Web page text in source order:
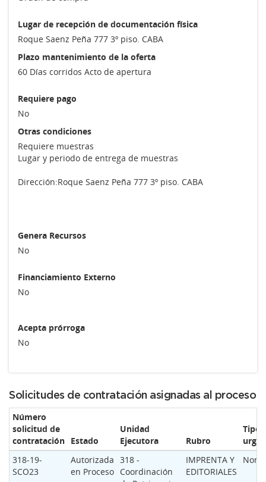
Lugar de recepción de documentación física
Roque Saenz Peña 777 3º piso. CABA
Plazo mantenimiento de la oferta
60 Días corridos Acto de apertura
Requiere pago
No
Otras condiciones
Requiere muestras
Lugar y periodo de entrega de muestras
Dirección:Roque Saenz Peña 777 3º piso. CABA
Genera Recursos
No
Financiamiento Externo
No
Acepta prórroga
No
Solicitudes de contratación asignadas al proceso
Número
solicitud de
contratación Estado
Unidad
Ejecutora
Rubro
Tipo
318-19-
SCO23
Autorizada
en Proceso
318 -
Coordinación
IMPRENTA Y
EDITORIALES